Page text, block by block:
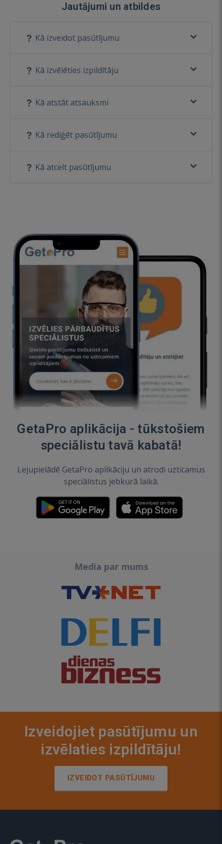
Jautājumi un atbildes
Kā izveidot pasūtījumu
Kā izvēlēties izpildītāju
Kā atstāt atsauksmi
Kā rediģēt pasūtījumu
Kā atcelt pasūtījumu
GetaPro aplikācija - tūkstošiem
speciālistu tavā kabatā!
Lejupielādē GetaPro aplikāciju un atrodi uzticamus
speciālistus jebkurā laikā.
Media par mums
Izveidojiet pasūtījumu un
izvēlaties izpildītāju!
IZVEIDOT PASŪTĪJUMU